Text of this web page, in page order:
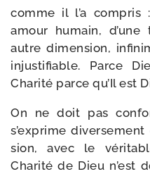
comme il l’a com­pris
amour humain,
autre dimen­sion,
injus­ti­fiable. Parce
Charité parce qu’Il est
On ne doit pas
s’exprime
sion, avec le
Charité de Dieu n’est